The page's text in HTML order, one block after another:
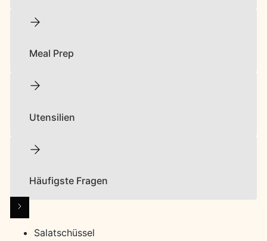
Meal Prep
Utensilien
Häufigste Fragen
Salatschüssel